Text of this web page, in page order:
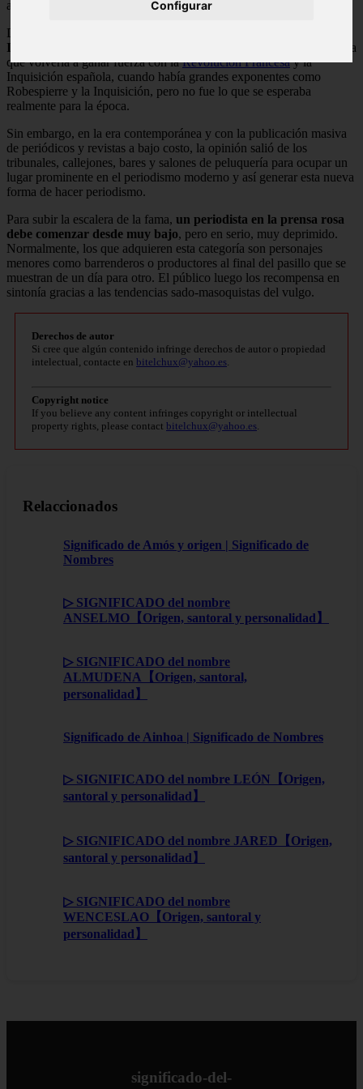
Configurar
antes mencionado.
Durante mucho
Iglesia Católica hasta después del siglo XIV
, sin embargo, se creía
que volvería a ganar fuerza con laRevolución Francesay la
Inquisición española, cuando había grandes exponentes como
Robespierre y la Inquisición, pero no fue lo que se esperaba
realmente para la época.
Sin embargo, en la era contemporánea y con la publicación masiva
de periódicos y revistas a bajo costo, la opinión salió de los
tribunales, callejones, bares y salones de peluquería para ocupar un
lugar prominente en el periodismo moderno y así generar esta nueva
forma de hacer periodismo.
Para subir la escalera de la fama, un periodista en la prensa rosa
debe comenzar desde muy bajo, pero en serio, muy deprimido.
Normalmente, los que adquieren esta categoría son personajes
menores como barrenderos o productores al final del pasillo que se
muestran de un día para otro. El público luego los recompensa en
sintonía gracias a las tendencias sado-masoquistas del vulgo.
Derechos de autor
Si cree que algún contenido infringe derechos de autor o propiedad
intelectual, contacte en bitelchux@yahoo.es
Copyright notice
If you believe any content infringes copyright or intellectual
property rights, please contact bitelchux@yahoo.es
Relaccionados
Significado de Amós y origen | Significado de
Nombres
▷ SIGNIFICADO del nombre
ANSELMO【Origen, santoral y personalidad】
▷ SIGNIFICADO del nombre
ALMUDENA【Origen, santoral,
personalidad】
Significado de Ainhoa | Significado de Nombres
▷ SIGNIFICADO del nombre LEÓN【Origen,
santoral y personalidad】
▷ SIGNIFICADO del nombre JARED【Origen,
santoral y personalidad】
▷ SIGNIFICADO del nombre
WENCESLAO【Origen, santoral y
personalidad】
significado-del-